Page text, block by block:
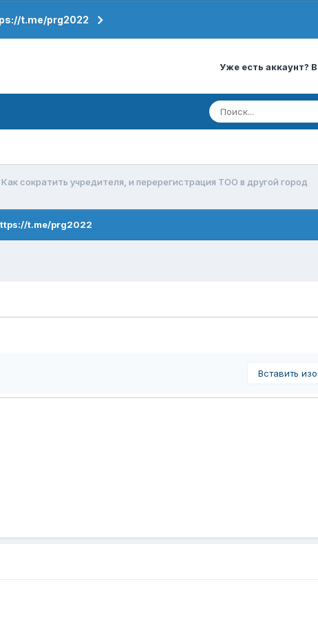
t.me/prg2022
Уже есть аккаунт?
Как сократить учредителя, и перерегистрация ТОО в другой город
t.me/prg2022
Вставить